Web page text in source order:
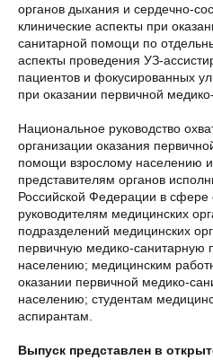
органов дыхания и сердечно-
клинические аспекты при
санитарной помощи по
аспекты проведения УЗ-
пациентов и фокусированных
при оказании первичной
Национальное руководство
организации оказания
помощи взрослому населению
представителям органов
Российской Федерации в сфере
руководителям медицинских
подразделений медицинских
первичную медико-санитарную
населению; медицинским
оказании первичной медико-
населению; студентам
аспирантам.
Выпуск представлен в